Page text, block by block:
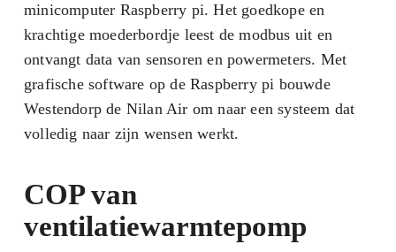
minicomputer Raspberry pi. Het goedkope en
krachtige moederbordje leest de modbus uit en
ontvangt data van sensoren en powermeters. Met
grafische software op de Raspberry pi bouwde
Westendorp de Nilan Air om naar een systeem dat
volledig naar zijn wensen werkt.
COP van
ventilatiewarmtepomp